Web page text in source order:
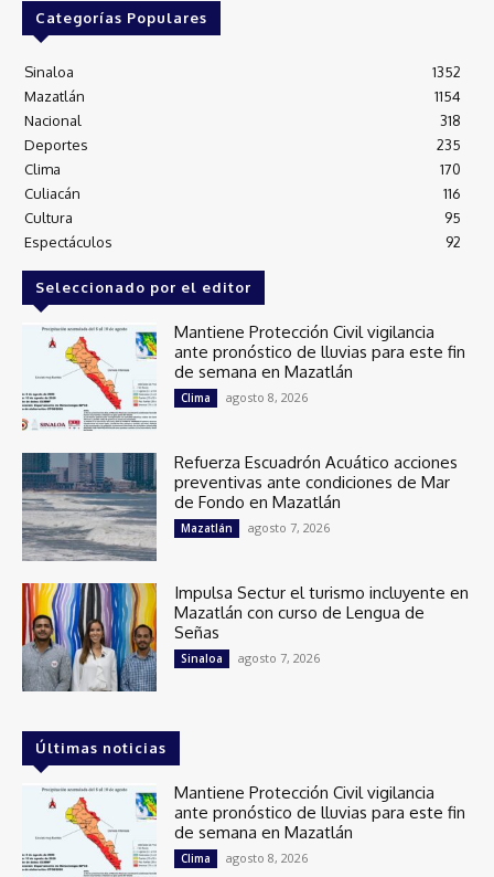
Categorías Populares
Sinaloa
1352
Mazatlán
1154
Nacional
318
Deportes
235
Clima
170
Culiacán
116
Cultura
95
Espectáculos
92
Seleccionado por el editor
Mantiene Protección Civil vigilancia
ante pronóstico de lluvias para este fin
de semana en Mazatlán
Clima agosto 8, 2026
Refuerza Escuadrón Acuático acciones
preventivas ante condiciones de Mar
de Fondo en Mazatlán
Mazatlán agosto 7, 2026
Impulsa Sectur el turismo incluyente en
Mazatlán con curso de Lengua de
Señas
Sinaloa agosto 7, 2026
Últimas noticias
Mantiene Protección Civil vigilancia
ante pronóstico de lluvias para este fin
de semana en Mazatlán
Clima agosto 8, 2026